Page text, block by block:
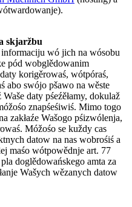
skjaržbu
wó jich na wósobu
pód wobglědowanim
korigěrowaś, wótpóraś,
abo swójo pšawo na wěste
daty pśeźěłamy, dokulaž
znapśeśiwiś. Mimo togo
zakłaźe Wašogo pśizwólenja,
Móžośo se kuždy cas
datow na nas wobrośiś a
maśo wótpowědnje art. 77
doglědowańskego amta za
Wašych wězanych datow